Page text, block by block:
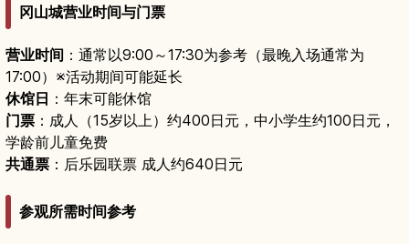
冈山城营业时间与门票
营业时间 ：通常以9:00～17:30为参考（最晚入场通常为
17:00）※活动期间可能延长
休馆日 ：年末可能休馆
门票 ：成人（15岁以上）约400日元，中小学生约100日元，
学龄前儿童免费
共通票 ：后乐园联票 成人约640日元
参观所需时间参考